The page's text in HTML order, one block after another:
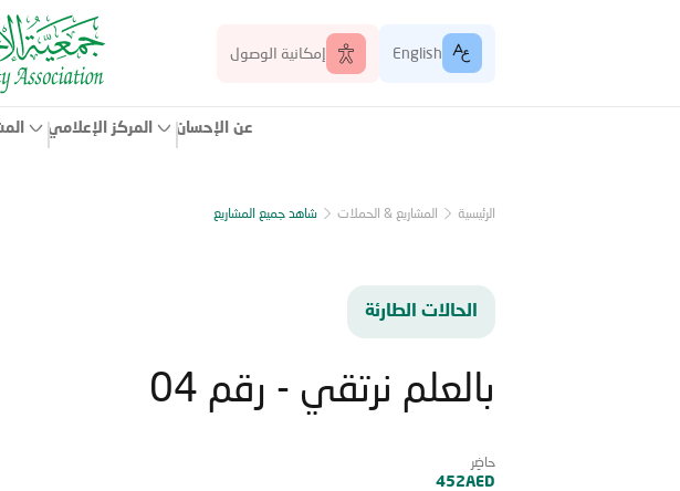
English إمكانية الوصول
عن الإحسان المركز الإعلامي
الرئيسية المشاريع & الحملات شاهد جميع المشاريع
الحالات الطارئة
بالعلم نرتقي - رقم 04
حاضِر
452AED